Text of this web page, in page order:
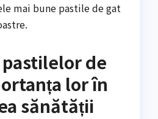
mai bune pastile de gat
de
lor în
sănătății